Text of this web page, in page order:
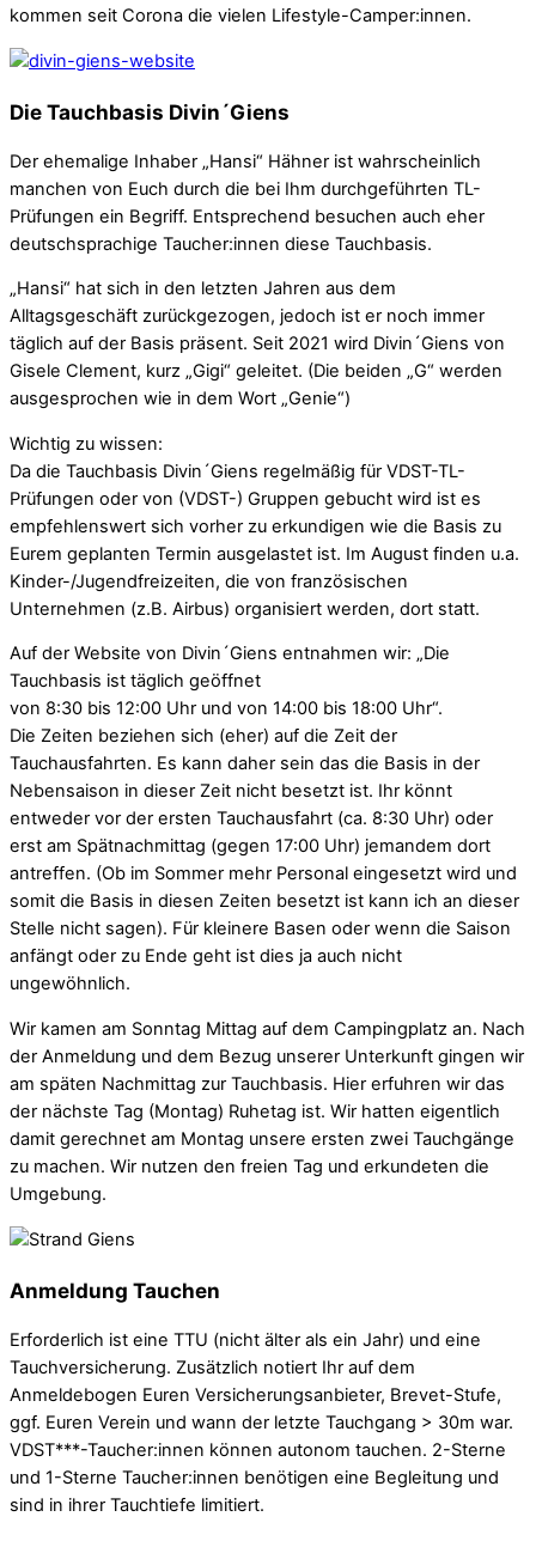
kommen seit Corona die vielen Lifestyle-Camper:innen.
Die Tauchbasis Divin´Giens
Der ehemalige Inhaber „Hansi“ Hähner ist wahrscheinlich
manchen von Euch durch die bei Ihm durchgeführten TL-
Prüfungen ein Begriff. Entsprechend besuchen auch eher
deutschsprachige Taucher:innen diese Tauchbasis.
„Hansi“ hat sich in den letzten Jahren aus dem
Alltagsgeschäft zurückgezogen, jedoch ist er noch immer
täglich auf der Basis präsent. Seit 2021 wird Divin´Giens von
Gisele Clement, kurz „Gigi“ geleitet. (Die beiden „G“ werden
ausgesprochen wie in dem Wort „Genie“)
Wichtig zu wissen:
Da die Tauchbasis Divin´Giens regelmäßig für VDST-TL-
Prüfungen oder von (VDST-) Gruppen gebucht wird ist es
empfehlenswert sich vorher zu erkundigen wie die Basis zu
Eurem geplanten Termin ausgelastet ist. Im August finden u.a.
Kinder-/Jugendfreizeiten, die von französischen
Unternehmen (z.B. Airbus) organisiert werden, dort statt.
Auf der Website von Divin´Giens entnahmen wir: „Die
Tauchbasis ist täglich geöffnet
von 8:30 bis 12:00 Uhr und von 14:00 bis 18:00 Uhr“.
Die Zeiten beziehen sich (eher) auf die Zeit der
Tauchausfahrten. Es kann daher sein das die Basis in der
Nebensaison in dieser Zeit nicht besetzt ist. Ihr könnt
entweder vor der ersten Tauchausfahrt (ca. 8:30 Uhr) oder
erst am Spätnachmittag (gegen 17:00 Uhr) jemandem dort
antreffen. (Ob im Sommer mehr Personal eingesetzt wird und
somit die Basis in diesen Zeiten besetzt ist kann ich an dieser
Stelle nicht sagen). Für kleinere Basen oder wenn die Saison
anfängt oder zu Ende geht ist dies ja auch nicht
ungewöhnlich.
Wir kamen am Sonntag Mittag auf dem Campingplatz an. Nach
der Anmeldung und dem Bezug unserer Unterkunft gingen wir
am späten Nachmittag zur Tauchbasis. Hier erfuhren wir das
der nächste Tag (Montag) Ruhetag ist. Wir hatten eigentlich
damit gerechnet am Montag unsere ersten zwei Tauchgänge
zu machen. Wir nutzen den freien Tag und erkundeten die
Umgebung.
Anmeldung Tauchen
Erforderlich ist eine TTU (nicht älter als ein Jahr) und eine
Tauchversicherung. Zusätzlich notiert Ihr auf dem
Anmeldebogen Euren Versicherungsanbieter, Brevet-Stufe,
ggf. Euren Verein und wann der letzte Tauchgang > 30m war.
VDST***-Taucher:innen können autonom tauchen. 2-Sterne
und 1-Sterne Taucher:innen benötigen eine Begleitung und
sind in ihrer Tauchtiefe limitiert.